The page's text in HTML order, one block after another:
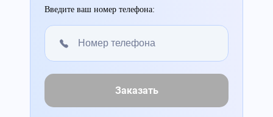
Введите ваш номер телефона:
Заказать